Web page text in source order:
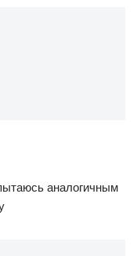
аналогичным